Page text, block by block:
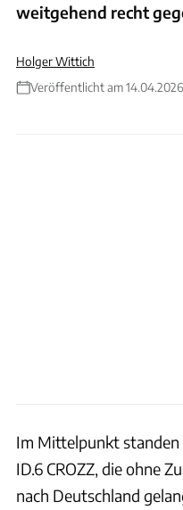
weitgehend recht
Holger Wittich
Veröffentlicht am 14.04.2026
Im Mittelpunkt standen
ID.6 CROZZ, die ohne
nach Deutschland